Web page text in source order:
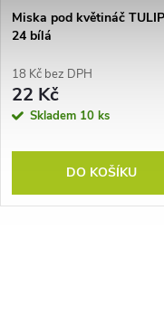
Miska pod květináč
24 bílá
18 Kč bez DPH
22 Kč
Skladem 10 ks
DO KOŠÍKU